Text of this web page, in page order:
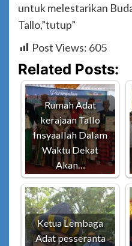
untuk melestarikan
Tallo,”tutup”
Post Views: 605
Related Posts:
Rumah Adat
kerajaan Tallo
Insyaallah Dalam
Waktu Dekat
Akan…
Ketua Lembaga
Adat pesseranta